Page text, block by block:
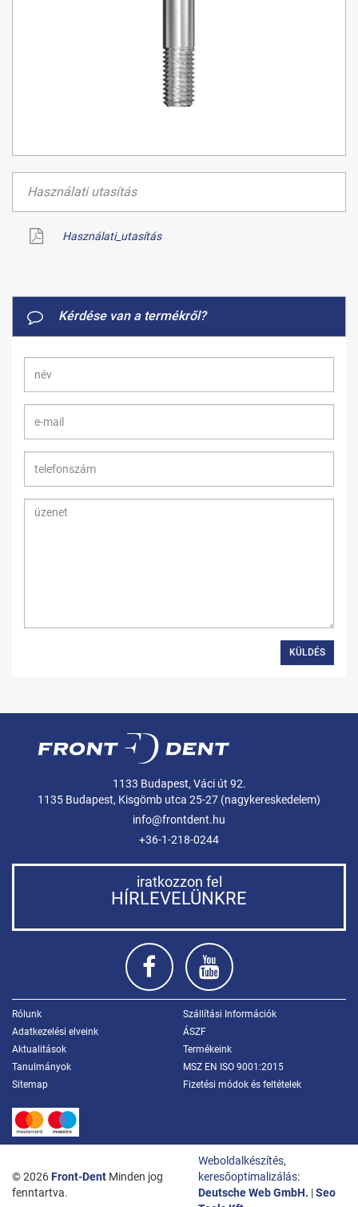
Használati utasítás
Használati_utasítás
Kérdése van a termékről?
KÜLDÉS
1133 Budapest, Váci út 92.
1135 Budapest, Kisgömb utca 25-27 (nagykereskedelem)
info@frontdent.hu
+36-1-218-0244
iratkozzon fel
HÍRLEVELÜNKRE
Rólunk
Szállítási Információk
Adatkezelési elveink
ÁSZF
Aktualitások
Termékeink
Tanulmányok
MSZ EN ISO 9001:2015
Sitemap
Fizetési módok és feltételek
© 2026Front-Dent Minden jog
fenntartva.
Weboldalkészítés,
keresőoptimalizálás:
Deutsche Web GmbH. |Seo